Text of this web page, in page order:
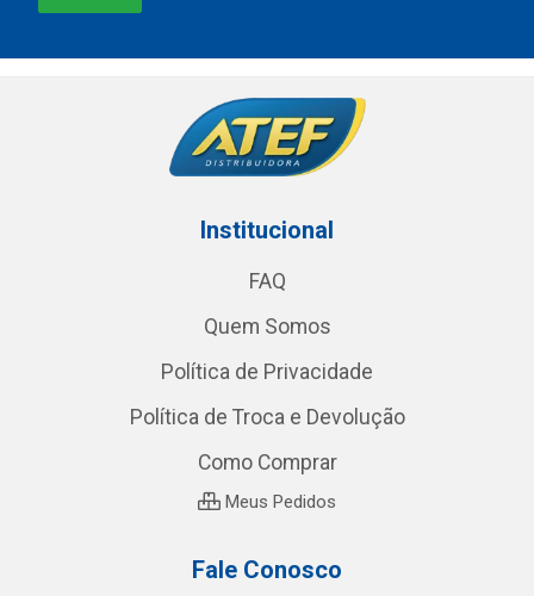
Institucional
FAQ
Quem Somos
Política de Privacidade
Política de Troca e Devolução
Como Comprar
Meus Pedidos
Fale Conosco